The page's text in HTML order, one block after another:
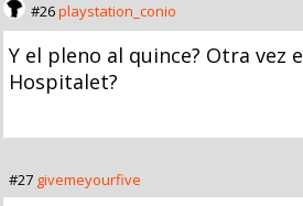
#26playstation_conio
Y el pleno al quince? Otra vez
Hospitalet?
#27 givemeyourfive